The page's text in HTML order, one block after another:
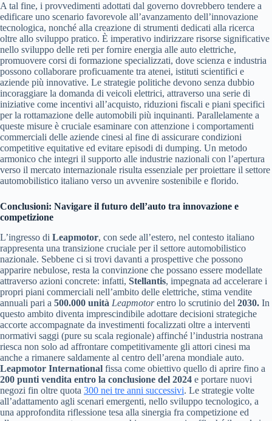
A tal fine, i provvedimenti adottati dal governo dovrebbero tendere a
edificare uno scenario favorevole all’avanzamento dell’innovazione
tecnologica, nonché alla creazione di strumenti dedicati alla ricerca
oltre allo sviluppo pratico. È imperativo indirizzare risorse significative
nello sviluppo delle reti per fornire energia alle auto elettriche,
promuovere corsi di formazione specializzati, dove scienza e industria
possono collaborare proficuamente tra atenei, istituti scientifici e
aziende più innovative. Le strategie politiche devono senza dubbio
incoraggiare la domanda di veicoli elettrici, attraverso una serie di
iniziative come incentivi all’acquisto, riduzioni fiscali e piani specifici
per la rottamazione delle automobili più inquinanti. Parallelamente a
queste misure è cruciale esaminare con attenzione i comportamenti
commerciali delle aziende cinesi al fine di assicurare condizioni
competitive equitative ed evitare episodi di dumping. Un metodo
armonico che integri il supporto alle industrie nazionali con l’apertura
verso il mercato internazionale risulta essenziale per proiettare il settore
automobilistico italiano verso un avvenire sostenibile e florido.
Conclusioni: Navigare il futuro dell’auto tra innovazione e
competizione
L’ingresso di Leapmotor, con sede all’estero, nel contesto italiano
rappresenta una transizione cruciale per il settore automobilistico
nazionale. Sebbene ci si trovi davanti a prospettive che possono
apparire nebulose, resta la convinzione che possano essere modellate
attraverso azioni concrete: infatti, Stellantis, impegnata ad accelerare i
propri piani commerciali nell’ambito delle elettriche, stima vendite
annuali pari a 500.000 unità Leapmotorentro lo scrutinio del 2030. In
questo ambito diventa imprescindibile adottare decisioni strategiche
accorte accompagnate da investimenti focalizzati oltre a interventi
normativi saggi (pure su scala regionale) affinché l’industria nostrana
riesca non solo ad affrontare competitivamente gli attori cinesi ma
anche a rimanere saldamente al centro dell’arena mondiale auto.
Leapmotor International fissa come obiettivo quello di aprire fino a
200 punti vendita entro la conclusione del 2024 e portare nuovi
negozi fin oltre quota 300 nei tre anni successivi. Le strategie volte
all’adattamento agli scenari emergenti, nello sviluppo tecnologico, a
una approfondita riflessione tesa alla sinergia fra competizione ed